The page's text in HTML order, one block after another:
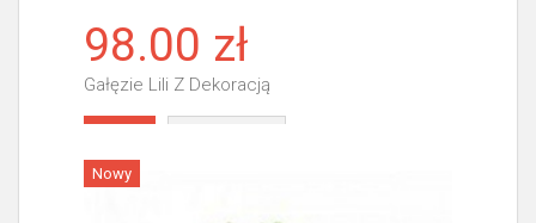
98.00 zł
Gałęzie Lili Z Dekoracją
Nowy